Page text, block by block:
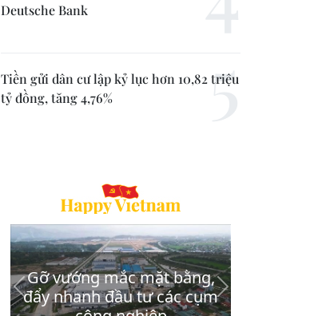
Deutsche Bank
Tiền gửi dân cư lập kỷ lục hơn 10,82 triệu
tỷ đồng, tăng 4,76%